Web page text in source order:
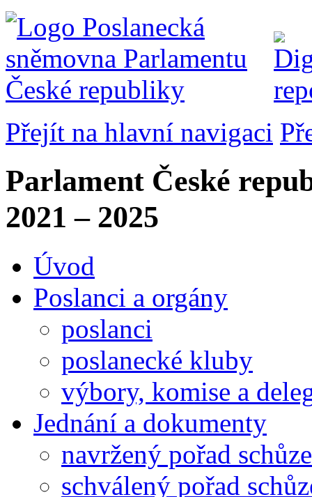
Přejít na hlavní navigaci
Parlament České
2021 – 2025
Úvod
Poslanci a orgány
poslanci
poslanecké kluby
výbory, komise a
Jednání a dokumenty
navržený pořad schůze
schválený pořad